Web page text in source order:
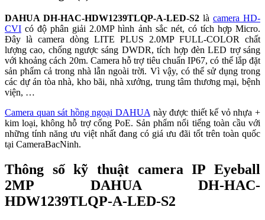
DAHUA DH-HAC-HDW1239TLQP-A-LED-S2 là camera HD-
CVI có độ phân giải 2.0MP hình ảnh sắc nét, có tích hợp Micro.
Đây là camera dòng LITE PLUS 2.0MP FULL-COLOR chất
lượng cao, chống ngược sáng DWDR, tích hợp đèn LED trợ sáng
với khoảng cách 20m. Camera hỗ trợ tiêu chuẩn IP67, có thể lắp đặt
sản phẩm cả trong nhà lẫn ngoài trời. Vì vậy, có thể sử dụng trong
các dự án tòa nhà, kho bãi, nhà xưởng, trung tâm thương mại, bệnh
viện, …
Camera quan sát hồng ngoại DAHUA này được thiết kế vỏ nhựa +
kim loại, không hỗ trợ cổng PoE. Sản phẩm nổi tiếng toàn cầu với
những tính năng ưu việt nhất đang có giá ưu đãi tốt trên toàn quốc
tại CameraBacNinh.
Thông số kỹ thuật camera IP Eyeball
2MP DAHUA DH-HAC-
HDW1239TLQP-A-LED-S2